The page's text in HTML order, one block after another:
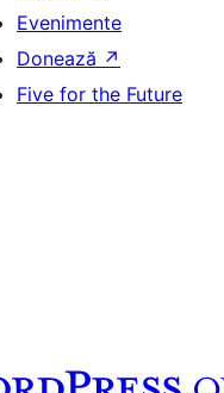
Evenimente
Donează ↗
Five for the Future